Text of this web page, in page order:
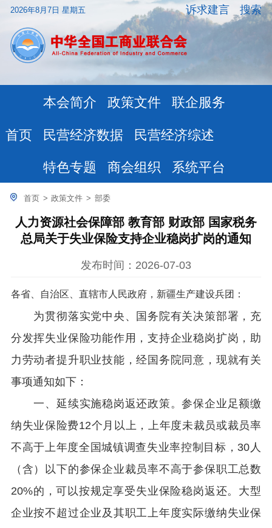
2026年8月7日 星期五 搜索
诉求建言
首页
本会简介 政策文件 联企服务
民营经济数据 民营经济综述
特色专题 商会组织 系统平台
首页 > 政策文件 > 部委
人力资源社会保障部 教育部 财政部 国家税务
总局关于失业保险支持企业稳岗扩岗的通知
发布时间：2026-07-03
各省、自治区、直辖市人民政府，新疆生产建设兵团：
为贯彻落实党中央、国务院有关决策部署，充
分发挥失业保险功能作用，支持企业稳岗扩岗，助
力劳动者提升职业技能，经国务院同意，现就有关
事项通知如下：
一、延续实施稳岗返还政策。参保企业足额缴
纳失业保险费12个月以上，上年度未裁员或裁员率
不高于上年度全国城镇调查失业率控制目标，30人
（含）以下的参保企业裁员率不高于参保职工总数
20%的，可以按规定享受失业保险稳岗返还。大型
企业按不超过企业及其职工上年度实际缴纳失业保